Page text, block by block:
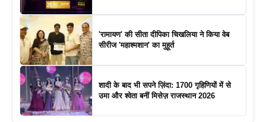
'रामायण' की सीता दीपिका चिखलिया ने किया वेब
सीरीज 'महाश्मशान' का मुहूर्त
शादी के बाद भी सपने ज़िंदा: 1700 गृहिणियों में से
उमा और श्वेता बनीं मिसेज़ राजस्थान 2026